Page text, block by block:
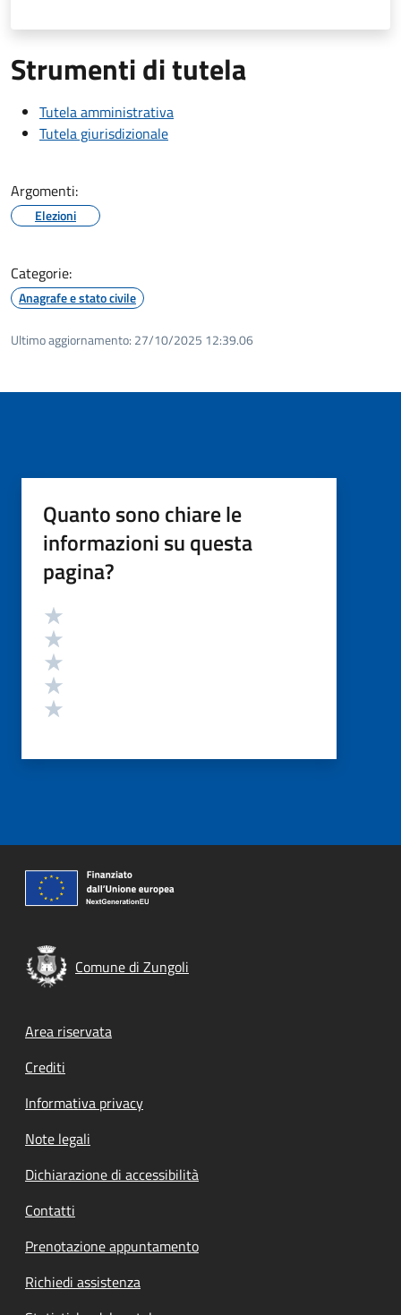
Strumenti di tutela
Tutela amministrativa
Tutela giurisdizionale
Argomenti:
Elezioni
Categorie:
Anagrafe e stato civile
Ultimo aggiornamento: 27/10/2025 12:39.06
Quanto sono chiare le
informazioni su questa
pagina?
Valutazione
Comune di Zungoli
Footer menu
Area riservata
Crediti
Informativa privacy
Note legali
Dichiarazione di accessibilità
Contatti
Prenotazione appuntamento
Richiedi assistenza